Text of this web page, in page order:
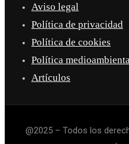
Aviso legal
Política de privacidad
Política de cookies
Política
Artículos
@2025 – Todos los